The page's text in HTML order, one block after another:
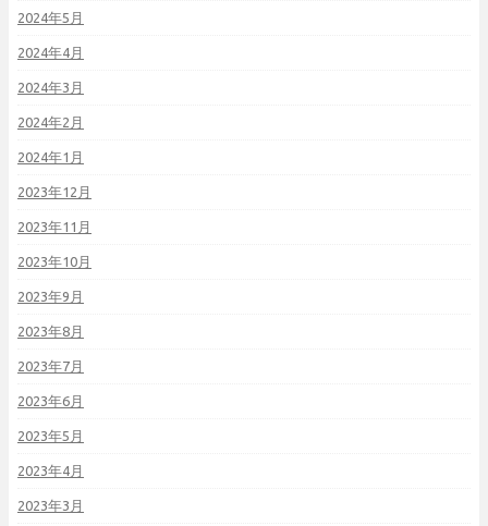
2024年5月
2024年4月
2024年3月
2024年2月
2024年1月
2023年12月
2023年11月
2023年10月
2023年9月
2023年8月
2023年7月
2023年6月
2023年5月
2023年4月
2023年3月